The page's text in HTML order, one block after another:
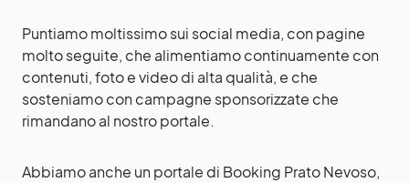
Puntiamo moltissimo sui social media, con pagine
molto seguite, che alimentiamo continuamente con
contenuti, foto e video di alta qualità, e che
sosteniamo con campagne sponsorizzate che
rimandano al nostro portale.
Abbiamo anche un portale di Booking Prato Nevoso,